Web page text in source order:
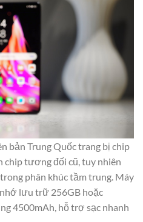
bản Trung Quốc trang bị chip
chip tương đối cũ, tuy nhiên
phân khúc tầm trung. Máy
lưu trữ 256GB hoặc
4500mAh, hỗ trợ sạc nhanh